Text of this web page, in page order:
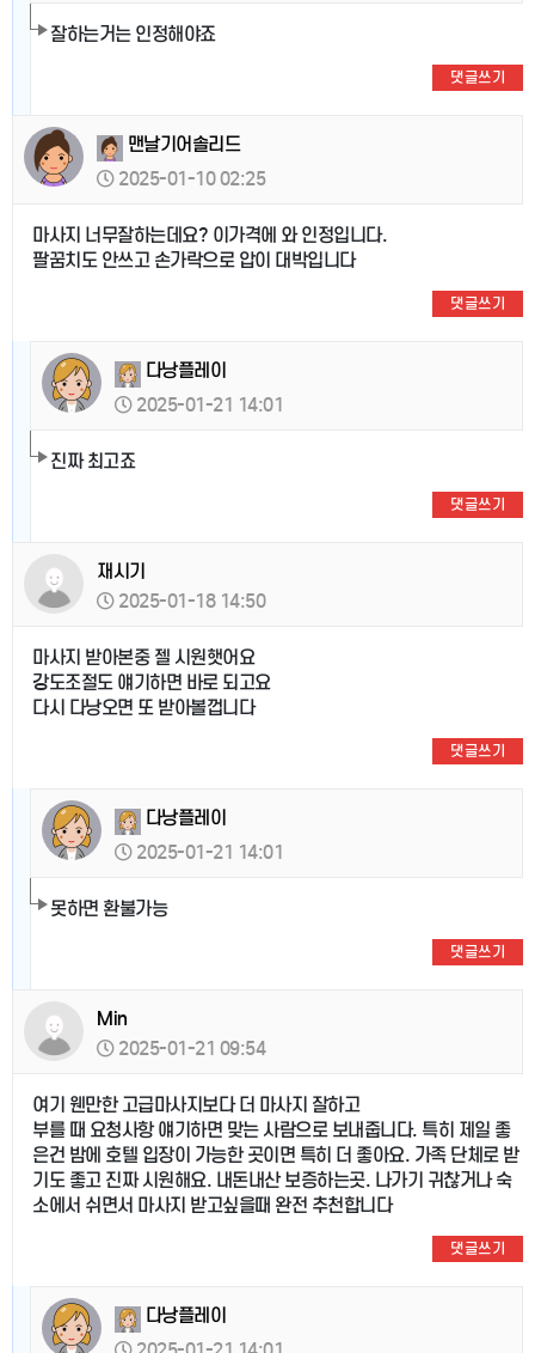
잘하는거는 인정해야죠
댓글쓰기
맨날기어솔리드
2025-01-10 02:25
마사지 너무잘하는데요? 이가격에 와 인정입니다.
팔꿈치도 안쓰고 손가락으로 압이 대박입니다
댓글쓰기
다낭플레이
2025-01-21 14:01
진짜 최고죠
댓글쓰기
재시기
2025-01-18 14:50
마사지 받아본중 젤 시원햇어요
강도조절도 얘기하면 바로 되고요
다시 다낭오면 또 받아볼껍니다
댓글쓰기
다낭플레이
2025-01-21 14:01
못하면 환불가능
댓글쓰기
Min
2025-01-21 09:54
여기 웬만한 고급마사지보다 더 마사지 잘하고
부를 때 요청사항 얘기하면 맞는 사람으로 보내줍니다. 특히 제일 좋
은건 밤에 호텔 입장이 가능한 곳이면 특히 더 좋아요. 가족 단체로 받
기도 좋고 진짜 시원해요. 내돈내산 보증하는곳. 나가기 귀찮거나 숙
소에서 쉬면서 마사지 받고싶을때 완전 추천합니다
댓글쓰기
다낭플레이